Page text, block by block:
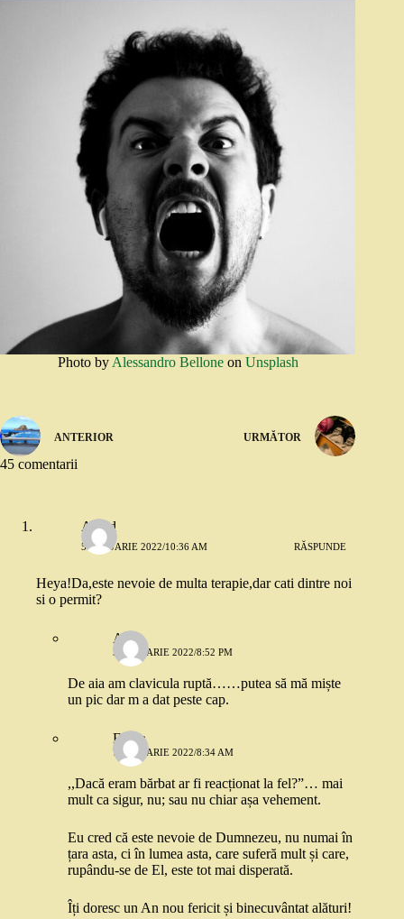
Photo byAlessandro Belloneon Unsplash
ANTERIOR URMĂTOR
45 comentarii
Anaid
5 IANUARIE 2022/10:36 AM RĂSPUNDE
Heya!Da,este nevoie de multa terapie,dar cati dintre noi
si o permit?
Ama
5 IANUARIE 2022/8:52 PM
De aia am clavicula ruptă……putea să mă miște
un pic dar m a dat peste cap.
Edina
7 IANUARIE 2022/8:34 AM
,,Dacă eram bărbat ar fi reacționat la fel?”… mai
mult ca sigur, nu; sau nu chiar așa vehement.
Eu cred că este nevoie de Dumnezeu, nu numai în
țara asta, ci în lumea asta, care suferă mult și care,
rupându-se de El, este tot mai disperată.
Îți doresc un An nou fericit și binecuvântat alături!